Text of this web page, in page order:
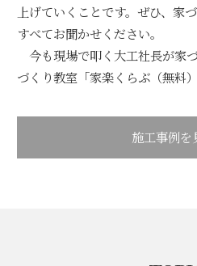
上げていくことです。ぜひ、家
すべてお聞かせください。
今も現場で叩く大工社長が家
づくり教室「家楽くらぶ（無料
施工事例を